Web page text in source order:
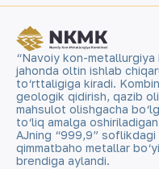
“Navoiy kon-metallurgiya
jahonda oltin ishlab
to‘rttaligiga kiradi.
geologik qidirish, qazib
mahsulot olishgacha
to‘liq amalga
AJning “999,9”
qimmatbaho metallar
brendiga aylandi.